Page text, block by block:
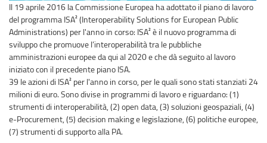
Il 19 aprile 2016 la Commissione Europea ha adottato il piano di lavoro
del programma ISA² (Interoperability Solutions for European Public
Administrations) per l'anno in corso: ISA² è il nuovo programma di
sviluppo che promuove l’interoperabilità tra le pubbliche
amministrazioni europee da qui al 2020 e che dà seguito al lavoro
iniziato con il precedente piano ISA.
39 le azioni di ISA² per l'anno in corso, per le quali sono stati stanziati 24
milioni di euro. Sono divise in programmi di lavoro e riguardano: (1)
strumenti di interoperabilità, (2) open data, (3) soluzioni geospaziali, (4)
e-Procurement, (5) decision making e legislazione, (6) politiche europee,
(7) strumenti di supporto alla PA.